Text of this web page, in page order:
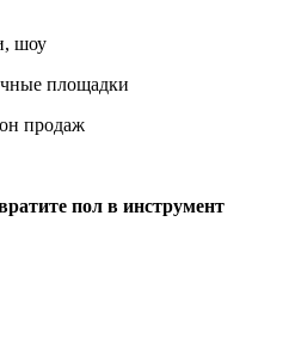
шоу
площадки
продаж
пол в инструмент